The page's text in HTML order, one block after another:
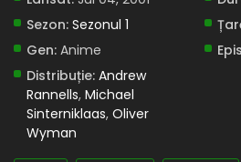
Regele Shaman –
Regele Shaman –
Marele spa din vest
Sezon: Sezonul 1
Gen: Anime
Distribuție: Andrew
Rannells, Michael
Sinterniklaas, Oliver
Wyman